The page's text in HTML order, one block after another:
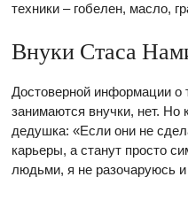
техники – гобелен, масло,
Внуки Стаса
Достоверной информации о
занимаются внучки, нет. Но
дедушка: «Если они не
карьеры, а станут просто
людьми, я не разочаруюсь